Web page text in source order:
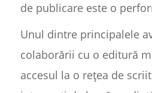
de publicare este o
Unul dintre principalele
colaborării cu o editură
accesul la o rețea de